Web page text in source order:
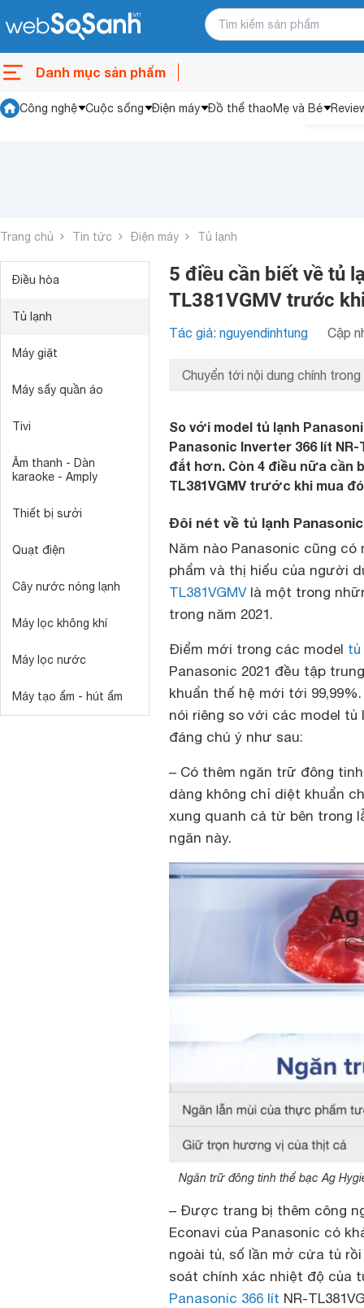
Danh mục sản phẩm
Công nghệ Cuộc sống Điện máy Đồ thể thaoMẹ và Bé
Trang chủ Tin tức Điện máy Tủ lạnh
Điều hòa
Tủ lạnh
Máy giặt
Máy sấy quần áo
Tivi
Âm thanh - Dàn
karaoke - Amply
Thiết bị sưởi
Quạt điện
Cây nước nóng lạnh
Máy lọc không khí
Máy lọc nước
Máy tạo ẩm - hút ẩm
5 điều cần biết về tủ
TL381VGMV trước
Tác giả: nguyendinhtung Cập
Chuyển tới nội dung chính trong
So với model tủ lạnh
Panasonic Inverter 366 lít
đắt hơn. Còn 4 điều nữa cần
TL381VGMV trước khi mua
Đôi nét về tủ lạnh
Năm nào Panasonic cũng
phẩm và thị hiếu của người
TL381VGMVlà một trong
trong năm 2021.
Điểm mới trong các model tủ
Panasonic 2021 đều tập
khuẩn thế hệ mới tới
nói riêng so với các model
đáng chú ý như sau:
– Có thêm ngăn trữ đông
dàng không chỉ diệt khuẩn
xung quanh cả từ bên trong
ngăn này.
Ngăn trữ đông tinh thể bạc Ag
– Được trang bị thêm công
Econavi của Panasonic có
ngoài tủ, số lần mở cửa tủ
soát chính xác nhiệt độ của
Panasonic 366 lít NR-